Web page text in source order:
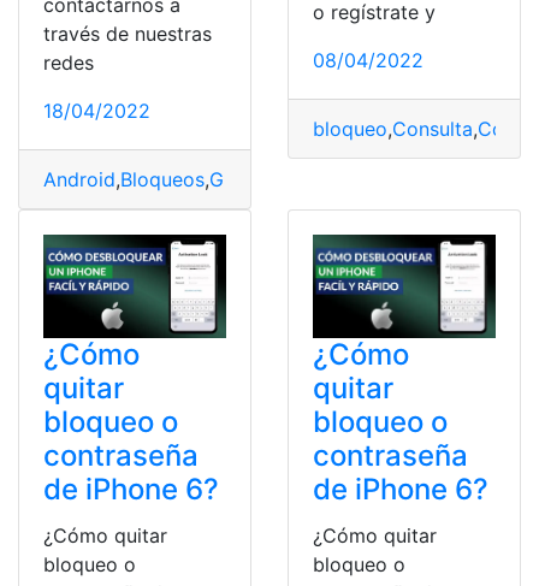
contactarnos a
través de nuestras
redes
18/04/2022
Android,Bloqueos,Gift
o regístrate y
08/04/2022
bloqueo,Consulta,
¿Cómo
quitar
bloqueo o
contraseña
de iPhone 6?
¿Cómo quitar
bloqueo o
¿Cómo
quitar
bloqueo o
contraseña
de iPhone 6?
¿Cómo quitar
bloqueo o